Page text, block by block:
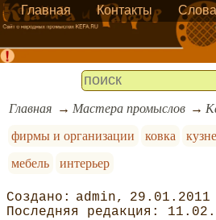
Главная Контакты
Главная Мастера промыслов
фирмы и организации
ковка
мебель
интерьер
admin
29.01.2011